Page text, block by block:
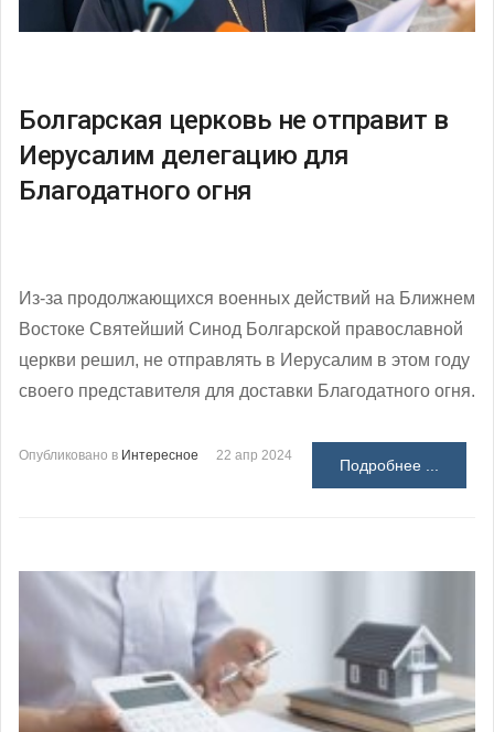
Болгарская церковь не отправит в
Иерусалим делегацию для
Благодатного огня
Из-за продолжающихся военных действий на Ближнем
Востоке Святейший Синод Болгарской православной
церкви решил, не отправлять в Иерусалим в этом году
своего представителя для доставки Благодатного огня.
Опубликовано в Интересное 22 апр 2024
Подробнее ...